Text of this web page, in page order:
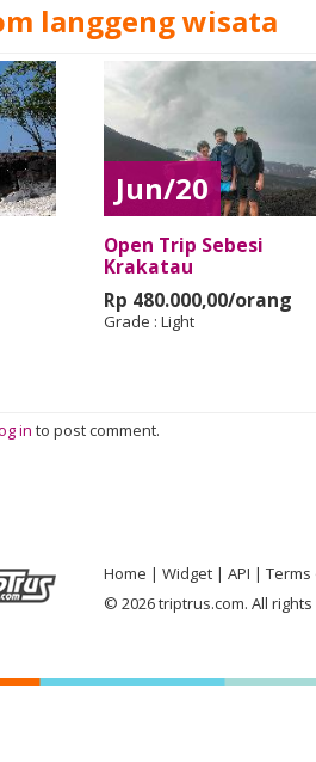
langgeng wisata
Jun/20
Open Trip Sebesi
Krakatau
Rp 480.000,00/orang
Grade : Light
in to post comment.
Home Widget API
Terms
© 2026 triptrus.com. All